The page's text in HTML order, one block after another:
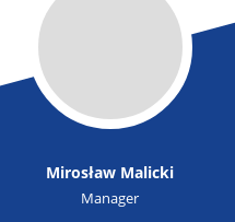
Mirosław Malicki
Manager